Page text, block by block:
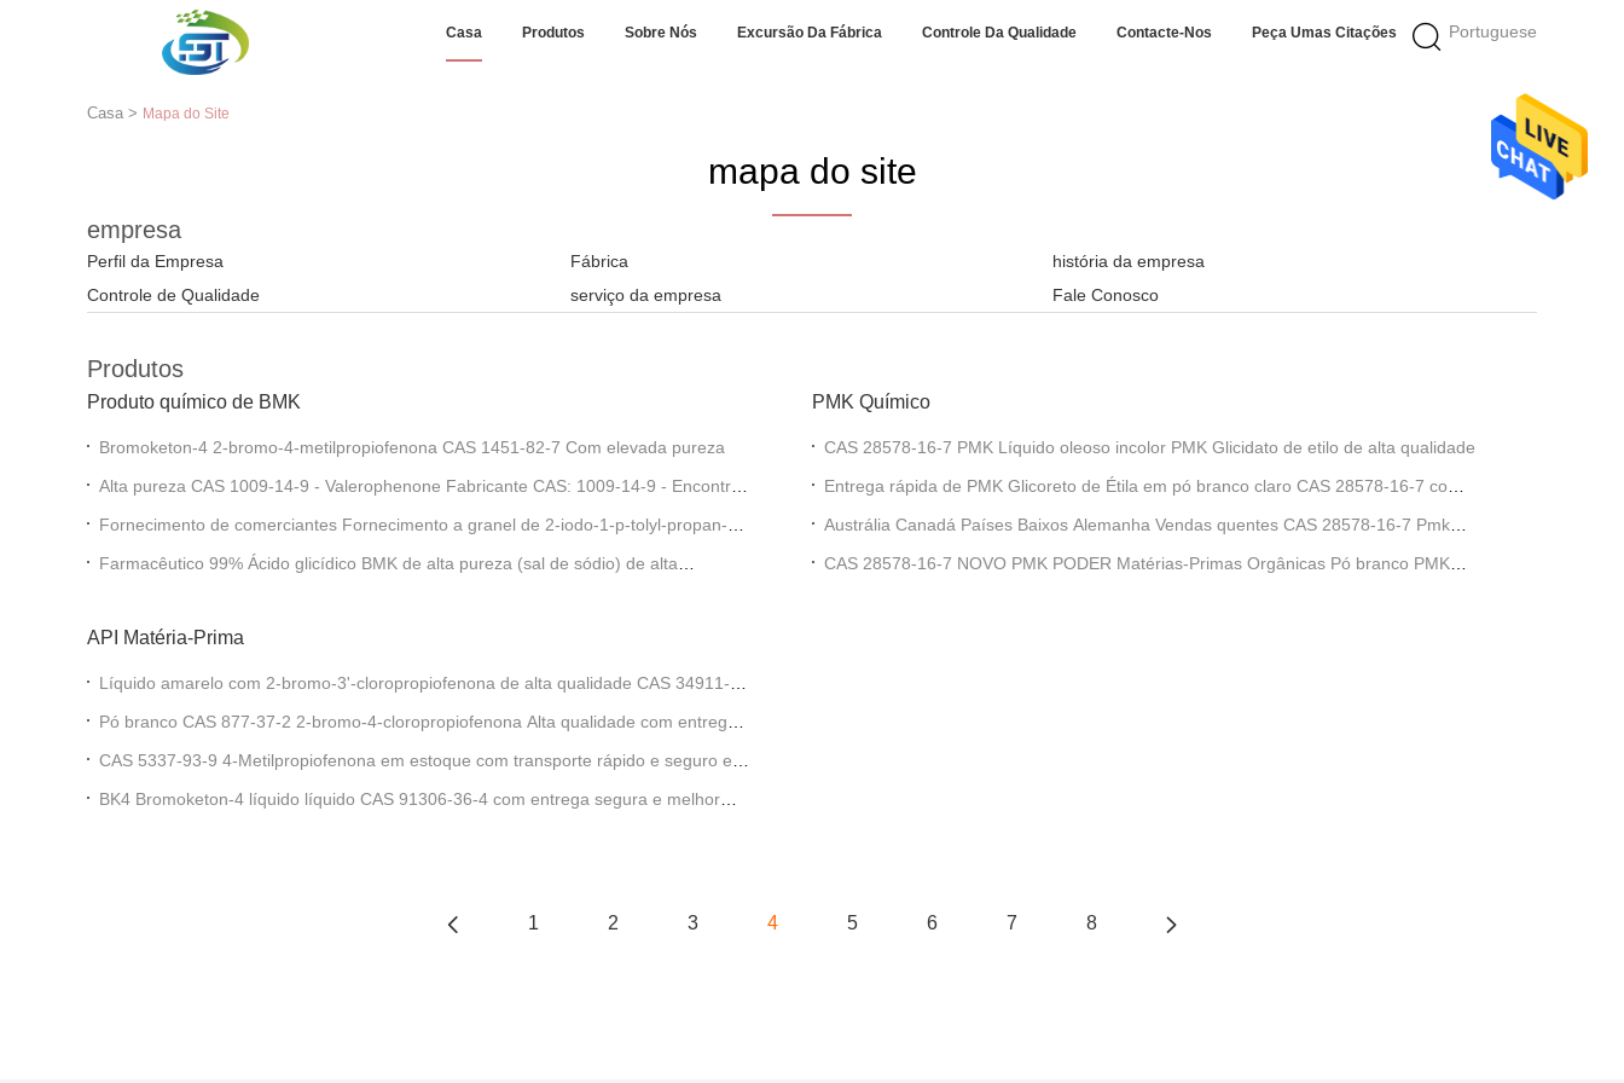
Portuguese
Casa Produtos Sobre Nós Excursão Da Fábrica Controle Da Qualidade Contacte-Nos Peça Umas Citações
Casa > Mapa do Site
mapa do site
empresa
Perfil da Empresa Fábrica
história da empresa
Controle de Qualidade
serviço da empresa Fale Conosco
Produtos
Produto químico de BMK
Bromoketon-4 2-bromo-4-metilpropiofenona CAS 1451-82-7 Com elevada pureza
Alta pureza CAS 1009-14-9 - Valerophenone Fabricante CAS: 1009-14-9 - Encontrar
Fornecimento de comerciantes Fornecimento a granel de 2-iodo-1-p-tolyl-propan-1-
one em pó de alta qualidade cas 236117-38-7 preço mais baixo
Farmacêutico 99% Ácido glicídico BMK de alta pureza (sal de sódio) de alta
PMK Químico
CAS 28578-16-7 PMK Líquido oleoso incolor PMK Glicidato de etilo de alta qualidade
Entrega rápida de PMK Glicoreto de Étila em pó branco claro CAS 28578-16-7 com
Austrália Canadá Países Baixos Alemanha Vendas quentes CAS 28578-16-7 Pmk
CAS 28578-16-7 NOVO PMK PODER Matérias-Primas Orgânicas Pó branco PMK
API Matéria-Prima
Líquido amarelo com 2-bromo-3'-cloropropiofenona de alta qualidade CAS 34911-
Pó branco CAS 877-37-2 2-bromo-4-cloropropiofenona Alta qualidade com entrega
CAS 5337-93-9 4-Metilpropiofenona em estoque com transporte rápido e seguro e
BK4 Bromoketon-4 líquido líquido CAS 91306-36-4 com entrega segura e melhor
1 2 3 4 5 6 7 8